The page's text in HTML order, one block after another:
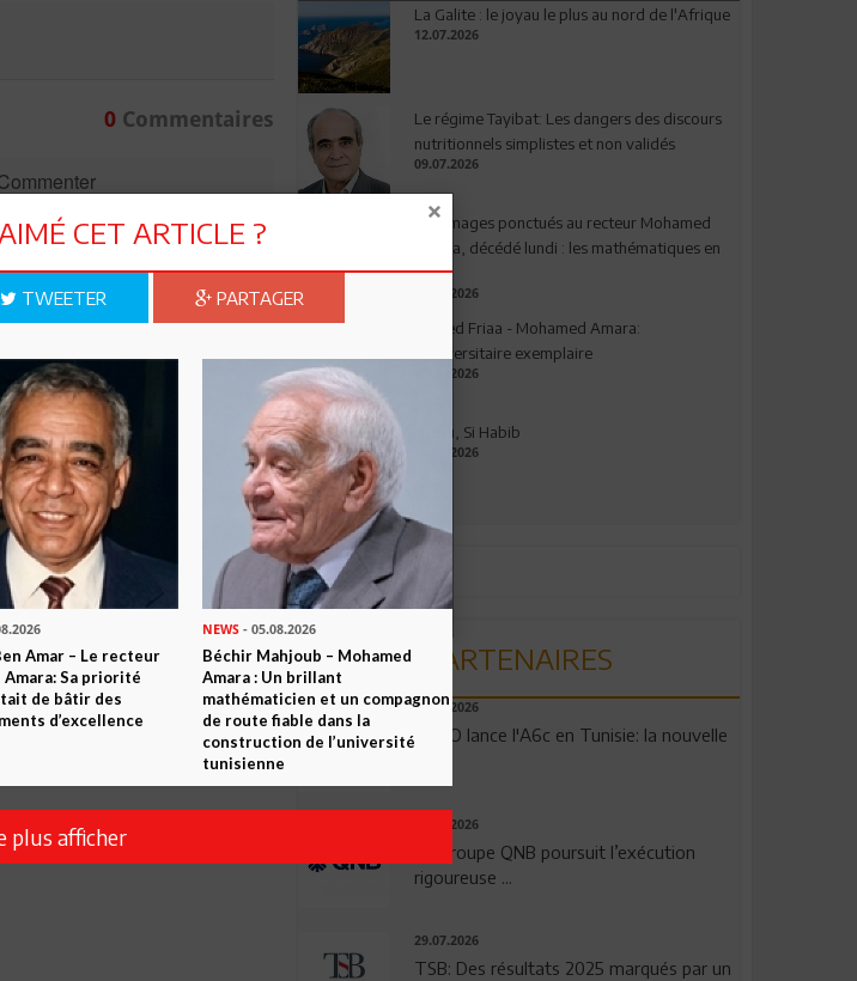
0Commentaires
Envoyer
La Galite : le joyau le plus au nord de l'Afrique
12.07.2026
Le régime Tayibat: Les dangers des discours
nutritionnels simplistes et non validés
09.07.2026
Hommages ponctués au recteur Mohamed
Amara, décédé lundi : les mathématiques en
deuil
03.08.2026
Ahmed Friaa - Mohamed Amara:
l’Universitaire exemplaire
04.08.2026
Adieu, Si Habib
23.07.2026
PARTENAIRES
04.08.2026
OPPO lance l'A6c en Tunisie: la nouvelle
29.07.2026
Le Groupe QNB poursuit l’exécution
rigoureuse ...
29.07.2026
TSB: Des résultats 2025 marqués par un
CET ARTICLE ?
TWEETER PARTAGER
Amar – Le recteur
Amara: Sa priorité
de bâtir des
d’excellence
NEWS- 05.08.2026
Béchir Mahjoub – Mohamed
Amara : Un brillant
mathématicien et un compagnon
de route fiable dans la
construction de l’université
tunisienne
plus afficher